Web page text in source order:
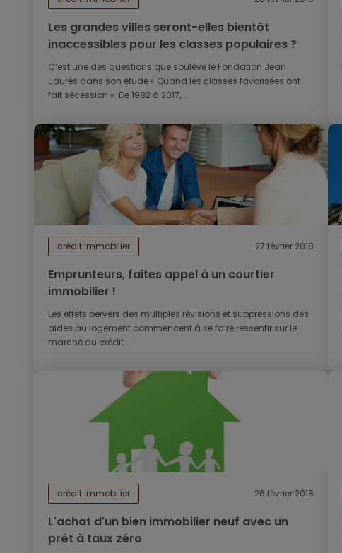
Les grandes villes seront-elles bientôt
inaccessibles pour les classes populaires ?
C’est une des questions que soulève le Fondation Jean
Jaurès dans son étude « Quand les classes favorisées ont
fait sécession ». De 1982 à 2017,...
crédit immobilier 27 février 2018
Emprunteurs, faites appel à un courtier
immobilier !
Les effets pervers des multiples révisions et suppressions des
aides au logement commencent à se faire ressentir sur le
marché du crédit...
crédit immobilier 26 février 2018
L'achat d'un bien immobilier neuf avec un
prêt à taux zéro